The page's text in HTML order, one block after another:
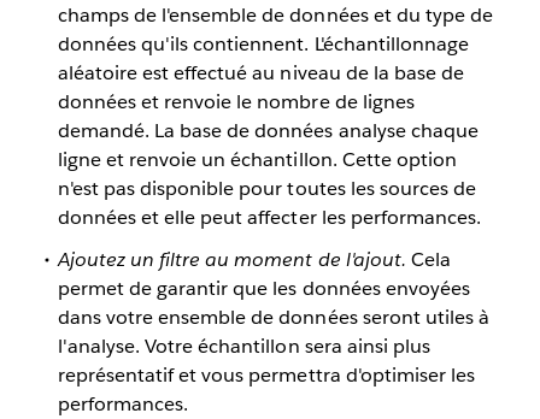
champs de l'ensemble de données et du type de
données qu'ils contiennent. L'échantillonnage
aléatoire est effectué au niveau de la base de
données et renvoie le nombre de lignes
demandé. La base de données analyse chaque
ligne et renvoie un échantillon. Cette option
n'est pas disponible pour toutes les sources de
données et elle peut affecter les performances.
Ajoutez un filtre au moment de l'ajout. Cela
permet de garantir que les données envoyées
dans votre ensemble de données seront utiles à
l'analyse. Votre échantillon sera ainsi plus
représentatif et vous permettra d'optimiser les
performances.